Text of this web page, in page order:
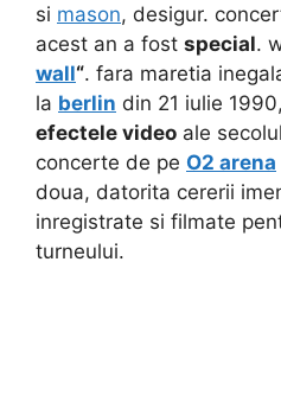
si mason, desigur.
acest an a fost special.
wall“. fara maretia
la berlin din 21 iulie
efectele video ale
concerte de pe O2 arena
doua, datorita cererii
inregistrate si filmate
turneului.